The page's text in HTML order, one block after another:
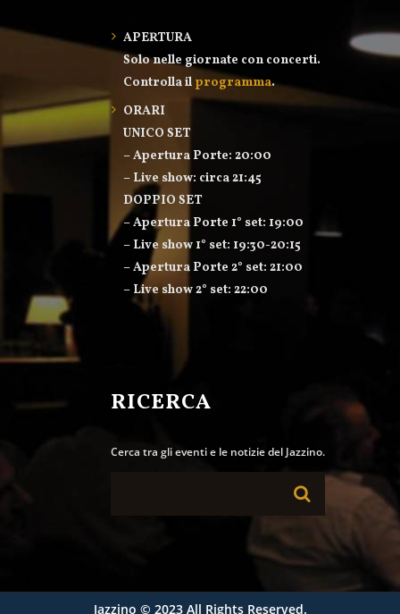
APERTURA
Solo nelle giornate con concerti.
Controlla il programma.
ORARI
UNICO SET
– Apertura Porte: 20:00
– Live show: circa 21:45
DOPPIO SET
– Apertura Porte 1° set: 19:00
– Live show 1° set: 19:30-20:15
– Apertura Porte 2° set: 21:00
– Live show 2° set: 22:00
RICERCA
Cerca tra gli eventi e le notizie del Jazzino.
Jazzino © 2023 All Rights Reserved.